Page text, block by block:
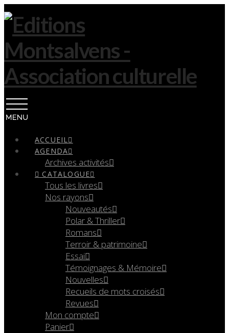
ACCUEIL
AGENDA
Archives activités
CATALOGUE
Tous les livres
Nos rayons
Nouveautés
Polar & Thriller
Romans
Terroir & patrimoine
Essai
Témoignages & Mémoire
Nouvelles
Recueils de mots croisés
Revues
Mon compte
Panier